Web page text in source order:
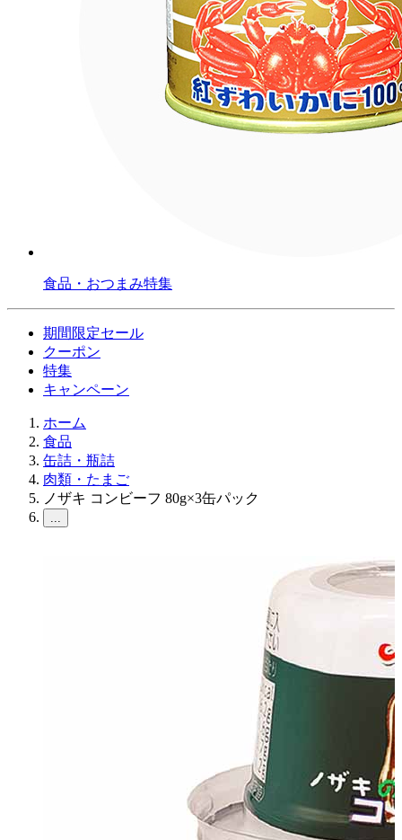
食品・おつまみ特集
期間限定セール
クーポン
特集
キャンペーン
ホーム
食品
缶詰・瓶詰
肉類・たまご
ノザキ コンビーフ 80g×3缶パック
...